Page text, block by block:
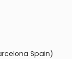
Spain)